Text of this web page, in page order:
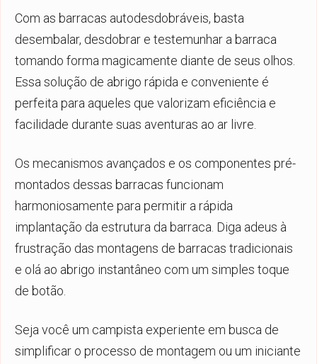
Com as barracas autodesdobráveis, basta
desembalar, desdobrar e testemunhar a barraca
tomando forma magicamente diante de seus olhos.
Essa solução de abrigo rápida e conveniente é
perfeita para aqueles que valorizam eficiência e
facilidade durante suas aventuras ao ar livre.
Os mecanismos avançados e os componentes pré-
montados dessas barracas funcionam
harmoniosamente para permitir a rápida
implantação da estrutura da barraca. Diga adeus à
frustração das montagens de barracas tradicionais
e olá ao abrigo instantâneo com um simples toque
de botão.
Seja você um campista experiente em busca de
simplificar o processo de montagem ou um iniciante